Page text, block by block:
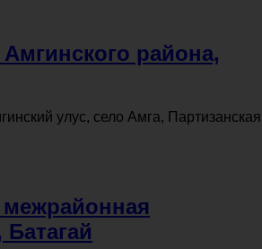
района,
улус, село Амга, Партизанская
межрайонная
Батагай